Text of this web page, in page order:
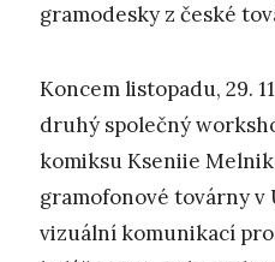
gramodesky z české
Koncem listopadu, 29.
druhý společný
komiksu Kseniie
gramofonové továrny v
vizuální komunikací